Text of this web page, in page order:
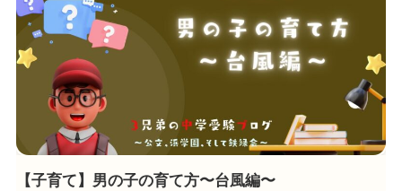
【子育て】男の子の育て方〜台風編〜